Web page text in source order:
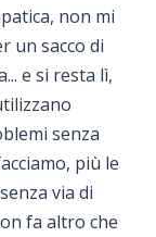
non mi
un sacco di
e si resta lì,
senza
più le
via di
fa altro che